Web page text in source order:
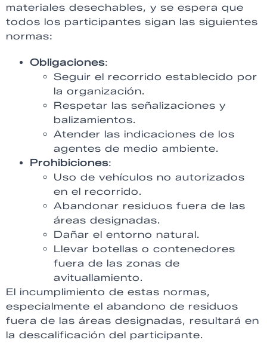
materiales desechables, y se espera que
todos los participantes sigan las siguientes
normas:
Obligaciones:
Seguir el recorrido establecido por
la organización.
Respetar las señalizaciones y
balizamientos.
Atender las indicaciones de los
agentes de medio ambiente.
Prohibiciones:
Uso de vehículos no autorizados
en el recorrido.
Abandonar residuos fuera de las
áreas designadas.
Dañar el entorno natural.
Llevar botellas o contenedores
fuera de las zonas de
avituallamiento.
El incumplimiento de estas normas,
especialmente el abandono de residuos
fuera de las áreas designadas, resultará en
la descalificación del participante.